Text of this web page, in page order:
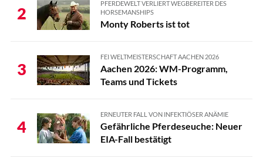
2
PFERDEWELT VERLIERT WEGBEREITER DES
HORSEMANSHIPS
Monty Roberts ist tot
3
FEI WELTMEISTERSCHAFT AACHEN 2026
Aachen 2026: WM-Programm,
Teams und Tickets
4
ERNEUTER FALL VON INFEKTIÖSER ANÄMIE
Gefährliche Pferdeseuche: Neuer
EIA-Fall bestätigt